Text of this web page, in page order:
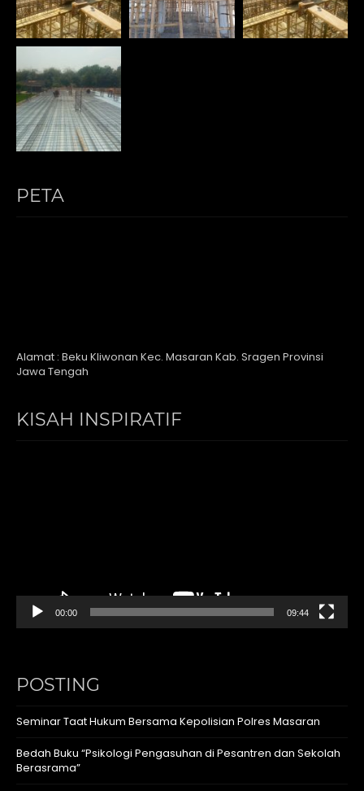
PETA
Alamat : Beku Kliwonan Kec. Masaran Kab. Sragen Provinsi
Jawa Tengah
KISAH INSPIRATIF
00:00 09:44
POSTING
Seminar Taat Hukum Bersama Kepolisian Polres Masaran
Bedah Buku “Psikologi Pengasuhan di Pesantren dan Sekolah
Berasrama”